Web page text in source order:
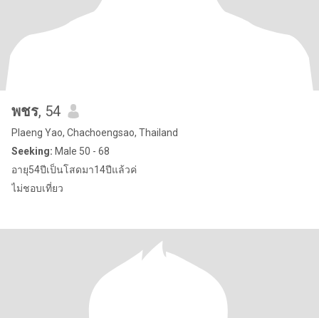
พชร, 54
Plaeng Yao, Chachoengsao, Thailand
Seeking: Male 50 - 68
อายุ54ปีเป็นโสดมา14ปีแล้วค่
ไม่ชอบเที่ยว